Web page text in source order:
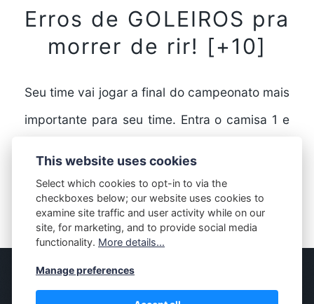
Erros de GOLEIROS pra
morrer de rir! [+10]
Seu time vai jogar a final do campeonato mais
importante para seu time. Entra o camisa 1 e
FULL STORY
© MASSIVELY
This website uses cookies
Select which cookies to opt-in to via the
checkboxes below; our website uses cookies to
examine site traffic and user activity while on our
site, for marketing, and to provide social media
functionality. More details...
Manage preferences